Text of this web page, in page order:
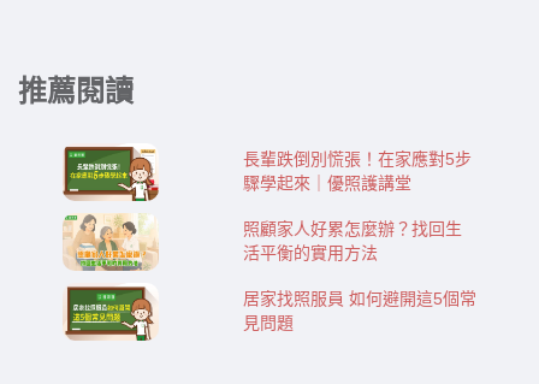
推薦閱讀
長輩跌倒別慌張！在家應對5步
驟學起來｜優照護講堂
照顧家人好累怎麼辦？找回生
活平衡的實用方法
居家找照服員 如何避開這5個常
見問題